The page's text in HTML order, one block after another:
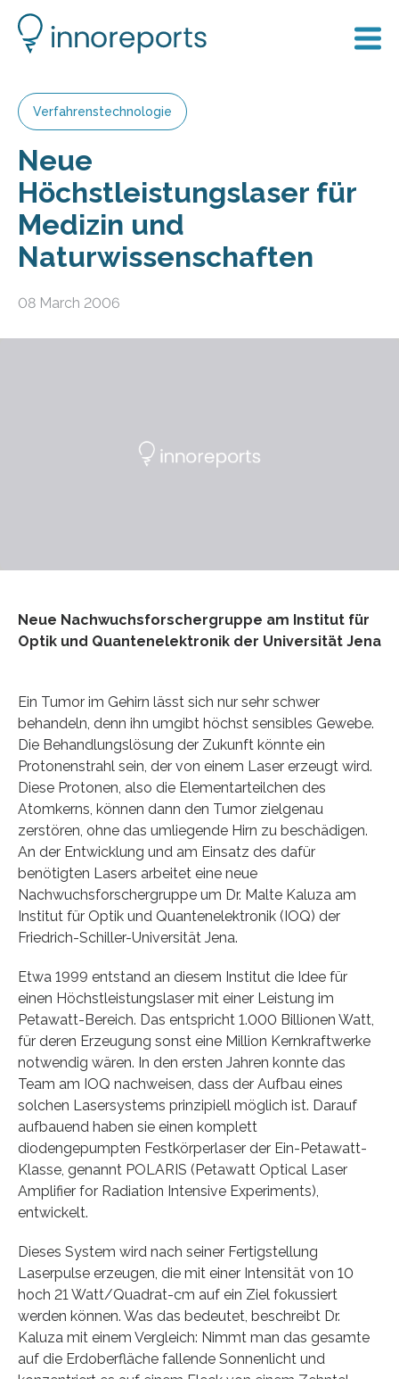
Verfahrenstechnologie
Neue
Höchstleistungslaser für
Medizin und
Naturwissenschaften
08 March 2006
Neue Nachwuchsforschergruppe am Institut für
Optik und Quantenelektronik der Universität Jena
Ein Tumor im Gehirn lässt sich nur sehr schwer
behandeln, denn ihn umgibt höchst sensibles Gewebe.
Die Behandlungslösung der Zukunft könnte ein
Protonenstrahl sein, der von einem Laser erzeugt wird.
Diese Protonen, also die Elementarteilchen des
Atomkerns, können dann den Tumor zielgenau
zerstören, ohne das umliegende Hirn zu beschädigen.
An der Entwicklung und am Einsatz des dafür
benötigten Lasers arbeitet eine neue
Nachwuchsforschergruppe um Dr. Malte Kaluza am
Institut für Optik und Quantenelektronik (IOQ) der
Friedrich-Schiller-Universität Jena.
Etwa 1999 entstand an diesem Institut die Idee für
einen Höchstleistungslaser mit einer Leistung im
Petawatt-Bereich. Das entspricht 1.000 Billionen Watt,
für deren Erzeugung sonst eine Million Kernkraftwerke
notwendig wären. In den ersten Jahren konnte das
Team am IOQ nachweisen, dass der Aufbau eines
solchen Lasersystems prinzipiell möglich ist. Darauf
aufbauend haben sie einen komplett
diodengepumpten Festkörperlaser der Ein-Petawatt-
Klasse, genannt POLARIS (Petawatt Optical Laser
Amplifier for Radiation Intensive Experiments),
entwickelt.
Dieses System wird nach seiner Fertigstellung
Laserpulse erzeugen, die mit einer Intensität von 10
hoch 21 Watt/Quadrat-cm auf ein Ziel fokussiert
werden können. Was das bedeutet, beschreibt Dr.
Kaluza mit einem Vergleich: Nimmt man das gesamte
auf die Erdoberfläche fallende Sonnenlicht und